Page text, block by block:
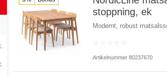
stoppning, ek
Modernt, robust
Artikelnummer 80237670